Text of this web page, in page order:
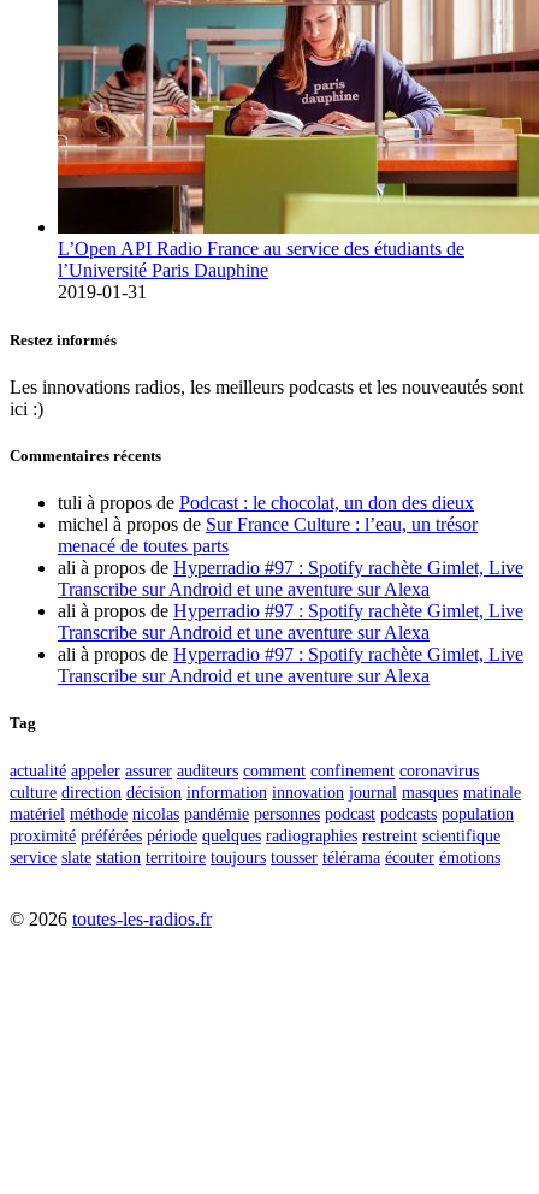
L’Open API Radio France au service des étudiants de
l’Université Paris Dauphine
2019-01-31
Restez informés
Les innovations radios, les meilleurs podcasts et les nouveautés sont
ici :)
Commentaires récents
tuli à propos de Podcast : le chocolat, un don des dieux
michel à propos de Sur France Culture : l’eau, un trésor
menacé de toutes parts
ali à propos de Hyperradio #97 : Spotify rachète Gimlet, Live
Transcribe sur Android et une aventure sur Alexa
ali à propos de Hyperradio #97 : Spotify rachète Gimlet, Live
Transcribe sur Android et une aventure sur Alexa
ali à propos de Hyperradio #97 : Spotify rachète Gimlet, Live
Transcribe sur Android et une aventure sur Alexa
Tag
actualité appeler assurer auditeurs comment confinement coronavirus
culture direction décision information innovation journal masques matinale
matériel méthode nicolas pandémie personnes podcast podcasts population
proximité préférées période quelques radiographies restreint scientifique
service slate station territoire toujours tousser télérama écouter émotions
© 2026 toutes-les-radios.fr